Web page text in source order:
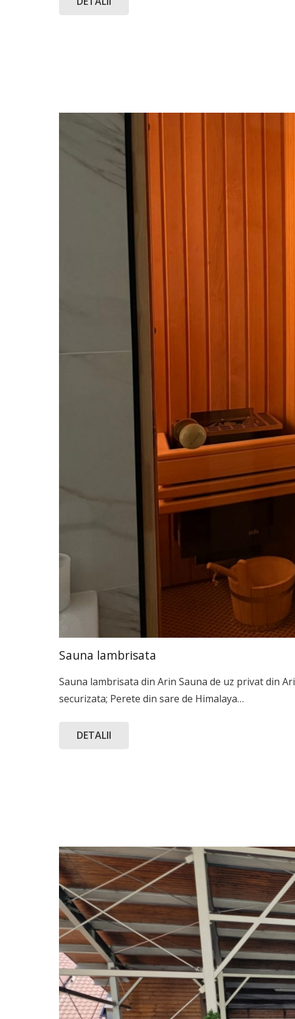
Sauna lambrisata
Sauna lambrisata din Arin Sauna de uz privat din
securizata; Perete din sare de Himalaya…
DETALII